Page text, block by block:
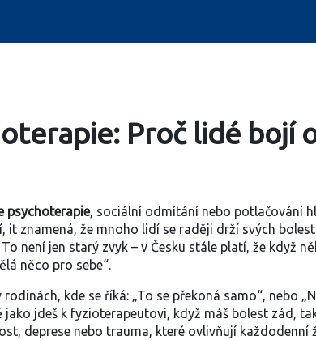
Proč lidé bojí
psychoterapie, sociální odmítání nebo potlačování
, it znamená, že mnoho lidí se raději drží svých
To není jen starý zvyk – v Česku stále platí, že když
něco pro sebe“.
kde se říká: „To se překoná samo“, nebo
jako jdeš k fyzioterapeutovi, když máš bolest zád,
deprese nebo trauma, které ovlivňují každodenní